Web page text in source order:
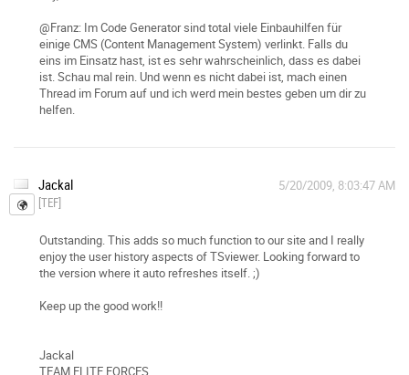
@Franz: Im Code Generator sind total viele Einbauhilfen für
einige CMS (Content Management System) verlinkt. Falls du
eins im Einsatz hast, ist es sehr wahrscheinlich, dass es dabei
ist. Schau mal rein. Und wenn es nicht dabei ist, mach einen
Thread im Forum auf und ich werd mein bestes geben um dir zu
helfen.
Jackal
[TEF]
5/20/2009, 8:03:47 AM
Outstanding. This adds so much function to our site and I really
enjoy the user history aspects of TSviewer. Looking forward to
the version where it auto refreshes itself. ;)
Keep up the good work!!
Jackal
TEAM ELITE FORCES